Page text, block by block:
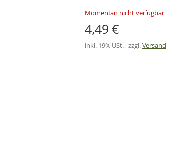
Momentan nicht verfügbar
4,49 €
inkl. 19% USt. , zzgl.Versand